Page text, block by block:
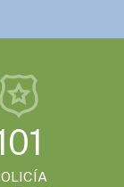
la sede
edición